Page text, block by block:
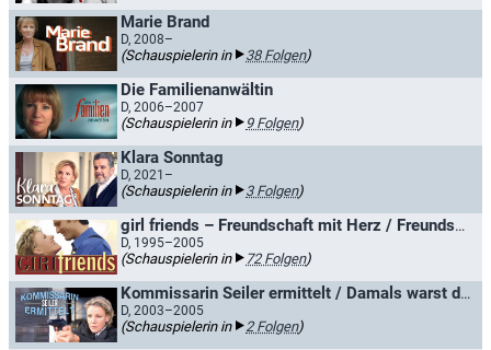
Marie Brand
D, 2008–
(Schauspielerin in 38 Folgen)
Die Familienanwältin
D, 2006–2007
(Schauspielerin in 9 Folgen)
Klara Sonntag
D, 2021–
(Schauspielerin in 3 Folgen)
girl friends – Freundschaft mit Herz / Freundschaft mit Herz - die girl friends
D, 1995–2005
(Schauspielerin in 72 Folgen)
Kommissarin Seiler ermittelt / Damals warst du still
D, 2003–2005
(Schauspielerin in 2 Folgen)